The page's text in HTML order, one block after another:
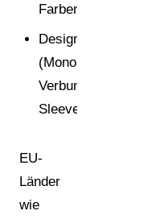
Farben
Designmerkmale
(Monomaterial,
Verbund,
Sleeves)
EU-
Länder
wie